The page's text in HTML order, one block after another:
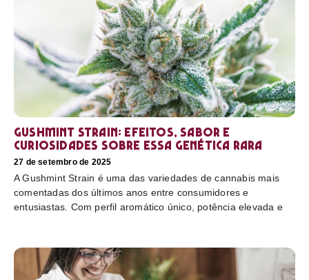
Gushmint Strain: efeitos, sabor e
curiosidades sobre essa genética rara
27 de setembro de 2025
A Gushmint Strain é uma das variedades de cannabis mais
comentadas dos últimos anos entre consumidores e
entusiastas. Com perfil aromático único, potência elevada e